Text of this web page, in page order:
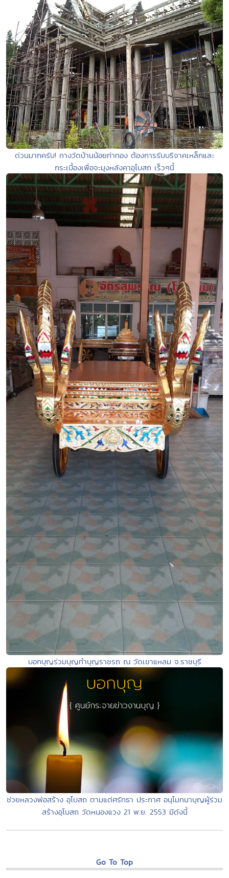
ด่วนมากครับ! ทางวัดบ้านน้อยท่าทอง ต้องการรับบริจาคเหล็กและ
กระเบื้องเพื่อจะมุงหลังคาอุโบสถ เร็วๆนี้
บอกบุญร่วมบุญทำบุญราชรถ ณ วัดเขาแหลม จ.ราชบุรี
ช่วยหลวงพ่อสร้าง อุโบสถ ตามแต่ศรัทธา ประกาศ อนุโมทนาบุญผู้ร่วม
สร้างอุโบสถ วัดหนองแวง 21 พ.ย. 2553 มีดังนี้
Go To Top